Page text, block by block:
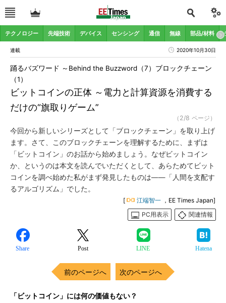
テクノロジー 先端技術 デバイス センシング 通信 無線 部品/材料
連載 2020年10月30日
ビットコインの正体 ～電力と計算資源を消費する
だけの“旗取りゲーム”
踊るバズワード ～Behind the Buzzword（7）ブロックチェーン
（1）
（2/8 ページ）
今回から新しいシリーズとして「ブロックチェーン」を取り上げ
ます。さて、このブロックチェーンを理解するために、まずは
「ビットコイン」のお話から始めましょう。なぜビットコイン
か、というのは本文を読んでいただくとして、あらためてビット
コインを調べ始めた私がまず発見したものは――「人間を支配す
るアルゴリズム」でした。
[ 江端智一 ，EE Times Japan]
PC用表示
関連情報
Share Post LINE Hatena
前のページへ 次のページへ
「ビットコイン」には何の価値もない？